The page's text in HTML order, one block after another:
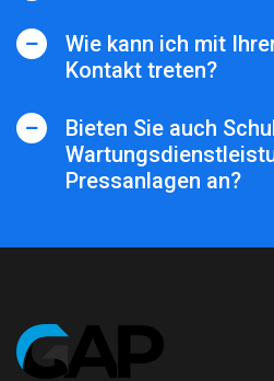
Wie kann ich mit
Kontakt treten?
Bieten Sie auch
Pressanlagen an?